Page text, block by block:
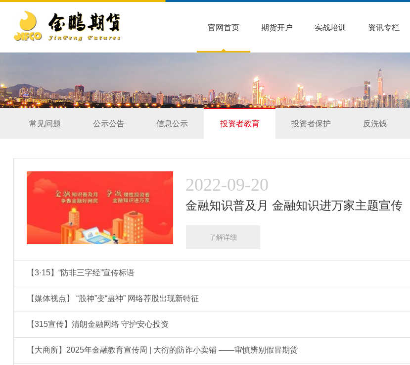
官网首页 期货开户 实战培训 资讯专栏
常见问题 公示公告 信息公示 投资者教育 投资者保护 反洗钱
2022-09-20
金融知识普及月 金融知识进万家主题宣传
了解详细
【3·15】“防非三字经”宣传标语
【媒体视点】 “股神”变“蛊神” 网络荐股出现新特征
【315宣传】清朗金融网络 守护安心投资
【大商所】2025年金融教育宣传周 | 大衍的防诈小卖铺 ——审慎辨别假冒期货